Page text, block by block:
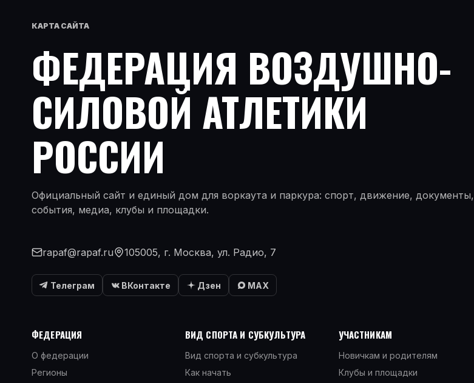
КАРТА САЙТА
ФЕДЕРАЦИЯ ВОЗДУШНО-
СИЛОВОЙ АТЛЕТИКИ
РОССИИ
Официальный сайт и единый дом для воркаута и паркура: спорт, движение, документы,
события, медиа, клубы и площадки.
rapaf@rapaf.ru 105005, г. Москва, ул. Радио, 7
Телеграм ВКонтакте Дзен MAX
ФЕДЕРАЦИЯ
О федерации
Регионы
ВИД СПОРТА И СУБКУЛЬТУРА
Вид спорта и субкультура
Как начать
УЧАСТНИКАМ
Новичкам и родителям
Клубы и площадки